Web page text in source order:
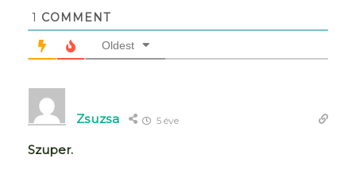
1 COMMENT
Oldest
Zsuzsa 5 éve
Szuper.